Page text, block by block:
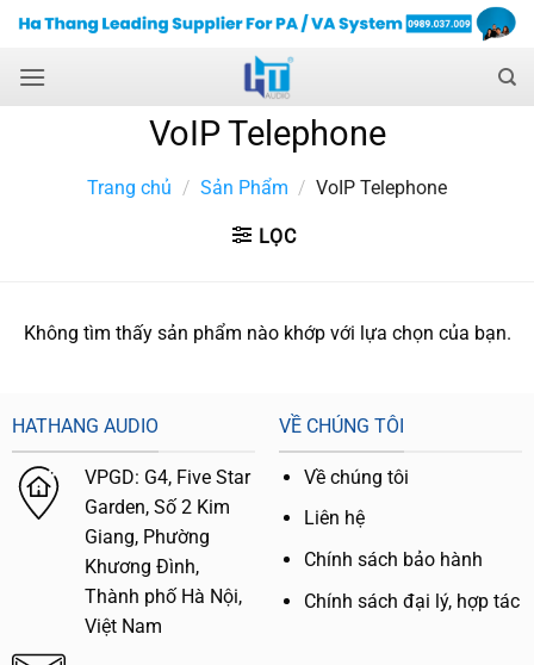
Skip
content
VoIP Telephone
Trang chủ / Sản Phẩm / VoIP Telephone
LỌC
Không tìm thấy sản phẩm nào khớp với lựa chọn của bạn.
HATHANG AUDIO
VPGD: G4, Five Star
Garden, Số 2 Kim
Giang, Phường
Khương Đình,
Thành phố Hà Nội,
Việt Nam
VỀ CHÚNG TÔI
Về chúng tôi
Liên hệ
Chính sách bảo hành
Chính sách đại lý, hợp tác